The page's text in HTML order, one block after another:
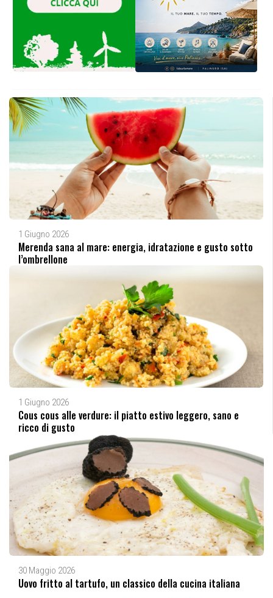
1 Giugno 2026
Merenda sana al mare: energia, idratazione e gusto sotto
l’ombrellone
1 Giugno 2026
Cous cous alle verdure: il piatto estivo leggero, sano e
ricco di gusto
30 Maggio 2026
Uovo fritto al tartufo, un classico della cucina italiana